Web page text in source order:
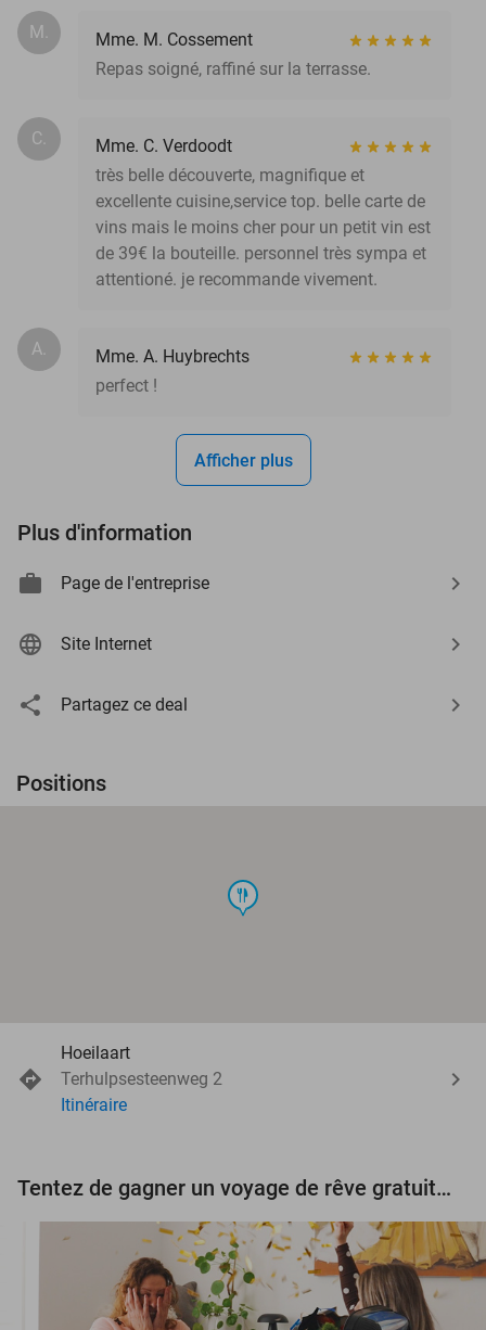
M.
Mme. M. Cossement
Repas soigné, raffiné sur la terrasse.
C.
Mme. C. Verdoodt
très belle découverte, magnifique et
excellente cuisine,service top. belle carte de
vins mais le moins cher pour un petit vin est
de 39€ la bouteille. personnel très sympa et
attentioné. je recommande vivement.
A.
Mme. A. Huybrechts
perfect !
Afficher plus
Plus d'information
Page de l'entreprise
Site Internet
Partagez ce deal
Positions
food
Hoeilaart
Terhulpsesteenweg 2
Itinéraire
Tentez de gagner un voyage de rêve gratuit d'une valeur de 3.000 € !